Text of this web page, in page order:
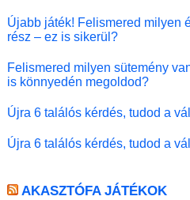
Újabb játék! Felismered milyen
rész – ez is sikerül?
Felismered milyen sütemény
is könnyedén megoldod?
Újra 6 találós kérdés, tudod a
Újra 6 találós kérdés, tudod a
AKASZTÓFA JÁTÉKOK